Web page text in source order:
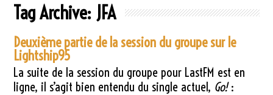
Tag Archive: JFA
Deuxième partie de la session du groupe sur le
Lightship95
La suite de la session du groupe pour LastFM est en
ligne, il s’agit bien entendu du single actuel, Go!: